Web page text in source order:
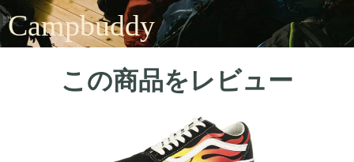
Campbuddy
この商品をレビュー